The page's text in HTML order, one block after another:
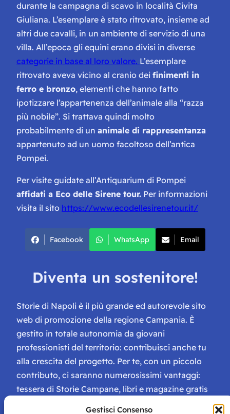
Gestisci Consenso
durante la campagna di scavo in località Civita
Giuliana. L’esemplare è stato ritrovato, insieme ad
altri due cavalli, in un ambiente di servizio di una
villa. All’epoca gli equini erano divisi in diverse
categorie in base al loro valore. L’esemplare
ritrovato aveva vicino al cranio dei finimenti in
ferro e bronzo, elementi che hanno fatto
ipotizzare l’appartenenza dell’animale alla “razza
più nobile”. Si trattava quindi molto
probabilmente di un animale di rappresentanza
appartenuto ad un uomo facoltoso dell’antica
Pompei.
Per visite guidate all’Antiquarium di Pompei
affidati a Eco delle Sirene tour. Per informazioni
visita il sito https://www.ecodellesirenetour.it/
Facebook WhatsApp Email
Diventa un sostenitore!
Storie di Napoli è il più grande ed autorevole sito
web di promozione della regione Campania. È
gestito in totale autonomia da giovani
professionisti del territorio: contribuisci anche tu
alla crescita del progetto. Per te, con un piccolo
contributo, ci saranno numerosissimi vantaggi:
tessera di Storie Campane, libri e magazine gratis